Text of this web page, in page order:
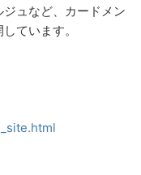
ュなど、カードメン
ています。